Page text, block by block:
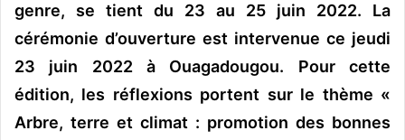
i
l
genre, se tient du 23 au 25 juin 2022. La
cérémonie d’ouverture est intervenue ce jeudi
23 juin 2022 à Ouagadougou. Pour cette
édition, les réflexions portent sur le thème «
Arbre, terre et climat : promotion des bonnes